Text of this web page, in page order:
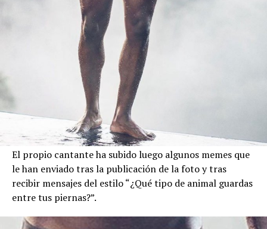
El propio cantante ha subido luego algunos memes que
le han enviado tras la publicación de la foto y tras
recibir mensajes del estilo “¿Qué tipo de animal guardas
entre tus piernas?”.